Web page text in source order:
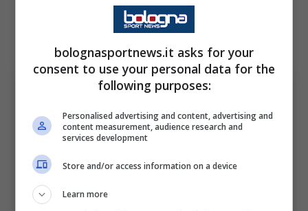
mettersi a disposizione di Massimiliano Allegri
per la seconda parte di campionato.
bolognasportnews.it asks for your
consent to use your personal data for the
following purposes:
Personalised advertising and content, advertising and
content measurement, audience research and
services development
Store and/or access information on a device
Learn more